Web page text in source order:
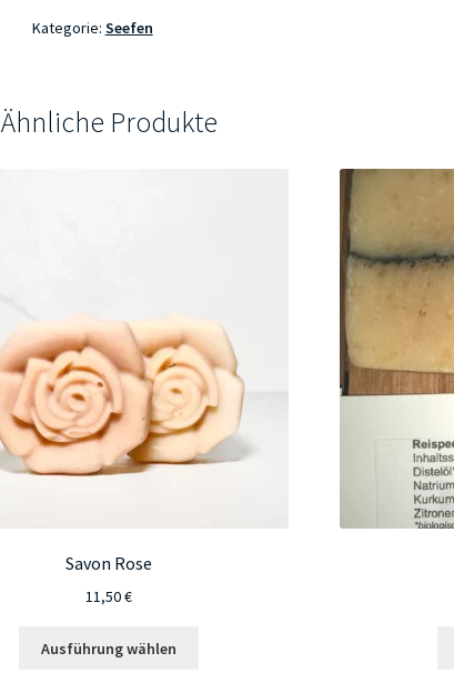
Die
Kategorie: Seefen
Ähnliche Produkte
Savon Rose
11,50€
Ausführung wählen